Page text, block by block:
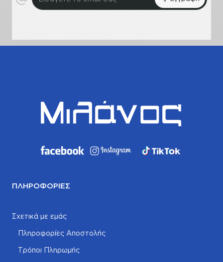
email
ΠΛΗΡΟΦΟΡΊΕΣ
Σχετικά με εμάς
Πληροφορίες Αποστολής
Τρόποι Πληρωμής